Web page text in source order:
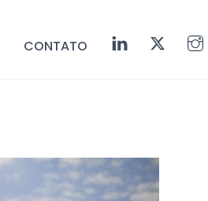
LINKEDIN
CONTATO